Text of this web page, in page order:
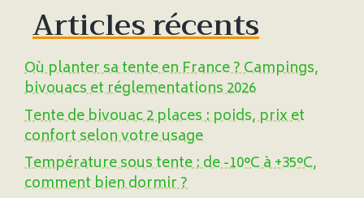
Articles récents
Où planter sa tente en France ? Campings,
bivouacs et réglementations 2026
Tente de bivouac 2 places : poids, prix et
confort selon votre usage
Température sous tente : de -10°C à +35°C,
comment bien dormir ?